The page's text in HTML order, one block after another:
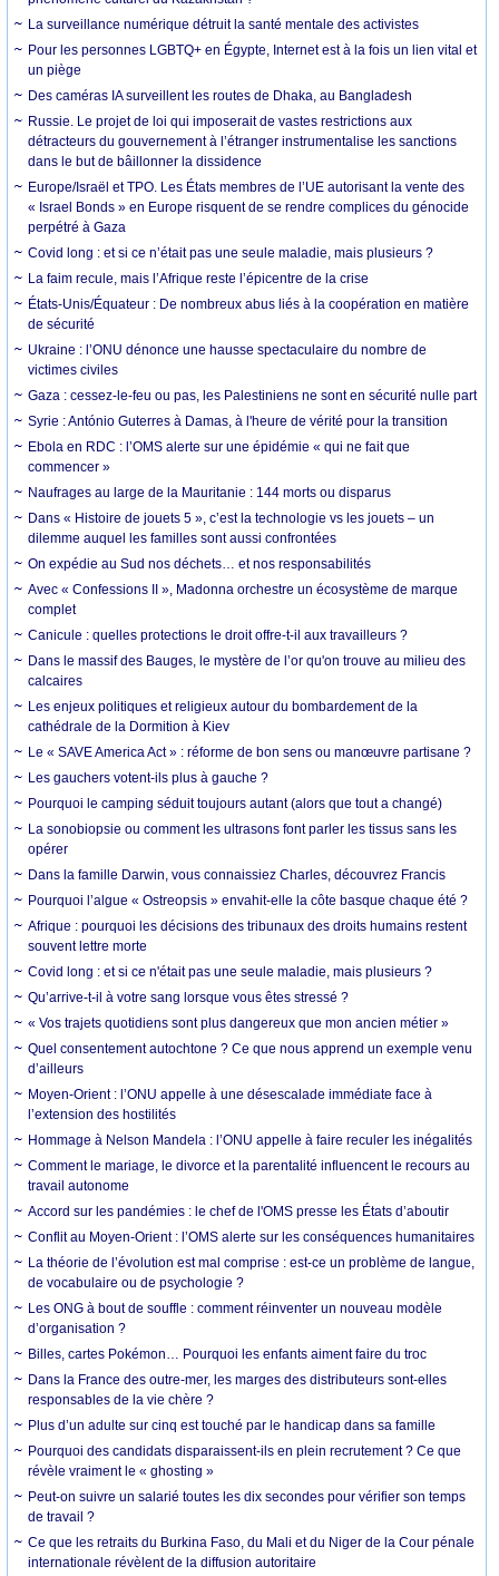
La surveillance numérique détruit la santé mentale des activistes
Pour les personnes LGBTQ+ en Égypte, Internet est à la fois un lien vital et
un piège
Des caméras IA surveillent les routes de Dhaka, au Bangladesh
Russie. Le projet de loi qui imposerait de vastes restrictions aux
détracteurs du gouvernement à l’étranger instrumentalise les sanctions
dans le but de bâillonner la dissidence
Europe/Israël et TPO. Les États membres de l’UE autorisant la vente des
« Israel Bonds » en Europe risquent de se rendre complices du génocide
perpétré à Gaza
Covid long : et si ce n’était pas une seule maladie, mais plusieurs ?
La faim recule, mais l’Afrique reste l’épicentre de la crise
États-Unis/Équateur : De nombreux abus liés à la coopération en matière
de sécurité
Ukraine : l’ONU dénonce une hausse spectaculaire du nombre de
victimes civiles
Gaza : cessez-le-feu ou pas, les Palestiniens ne sont en sécurité nulle part
Syrie : António Guterres à Damas, à l'heure de vérité pour la transition
Ebola en RDC : l’OMS alerte sur une épidémie « qui ne fait que
commencer »
Naufrages au large de la Mauritanie : 144 morts ou disparus
Dans « Histoire de jouets 5 », c’est la technologie vs les jouets – un
dilemme auquel les familles sont aussi confrontées
On expédie au Sud nos déchets… et nos responsabilités
Avec « Confessions II », Madonna orchestre un écosystème de marque
complet
Canicule : quelles protections le droit offre-t-il aux travailleurs ?
Dans le massif des Bauges, le mystère de l’or qu'on trouve au milieu des
calcaires
Les enjeux politiques et religieux autour du bombardement de la
cathédrale de la Dormition à Kiev
Le « SAVE America Act » : réforme de bon sens ou manœuvre partisane ?
Les gauchers votent-ils plus à gauche ?
Pourquoi le camping séduit toujours autant (alors que tout a changé)
La sonobiopsie ou comment les ultrasons font parler les tissus sans les
opérer
Dans la famille Darwin, vous connaissiez Charles, découvrez Francis
Pourquoi l’algue « Ostreopsis » envahit-elle la côte basque chaque été ?
Afrique : pourquoi les décisions des tribunaux des droits humains restent
souvent lettre morte
Covid long : et si ce n'était pas une seule maladie, mais plusieurs ?
Qu’arrive-t-il à votre sang lorsque vous êtes stressé ?
« Vos trajets quotidiens sont plus dangereux que mon ancien métier »
Quel consentement autochtone ? Ce que nous apprend un exemple venu
d’ailleurs
Moyen-Orient : l’ONU appelle à une désescalade immédiate face à
l’extension des hostilités
Hommage à Nelson Mandela : l’ONU appelle à faire reculer les inégalités
Comment le mariage, le divorce et la parentalité influencent le recours au
travail autonome
Accord sur les pandémies : le chef de l'OMS presse les États d’aboutir
Conflit au Moyen-Orient : l’OMS alerte sur les conséquences humanitaires
La théorie de l’évolution est mal comprise : est-ce un problème de langue,
de vocabulaire ou de psychologie ?
Les ONG à bout de souffle : comment réinventer un nouveau modèle
d’organisation ?
Billes, cartes Pokémon… Pourquoi les enfants aiment faire du troc
Dans la France des outre-mer, les marges des distributeurs sont-elles
responsables de la vie chère ?
Plus d’un adulte sur cinq est touché par le handicap dans sa famille
Pourquoi des candidats disparaissent-ils en plein recrutement ? Ce que
révèle vraiment le « ghosting »
Peut-on suivre un salarié toutes les dix secondes pour vérifier son temps
de travail ?
Ce que les retraits du Burkina Faso, du Mali et du Niger de la Cour pénale
internationale révèlent de la diffusion autoritaire